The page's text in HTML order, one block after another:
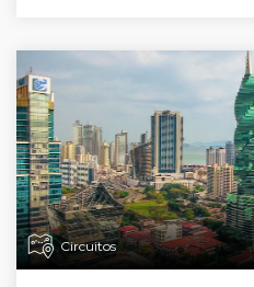
Circuitos